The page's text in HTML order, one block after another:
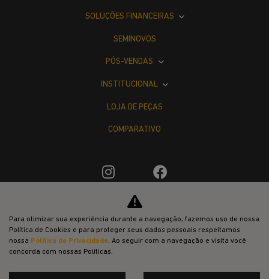
SOLUÇÕES FINANCEIRAS
SEMINOVOS
PÓS-VENDAS
INSTITUCIONAL
LOJA DE PEÇAS
COMPARATIVO
Desacelere. Seu bem maior é a vida.
Para otimizar sua experiência durante a navegação, fazemos uso de nossa
Política de Cookies e para proteger seus dados pessoais respeitamos
nossa Política de Privacidade. Ao seguir com a navegação e visita você
concorda com nossas Políticas.